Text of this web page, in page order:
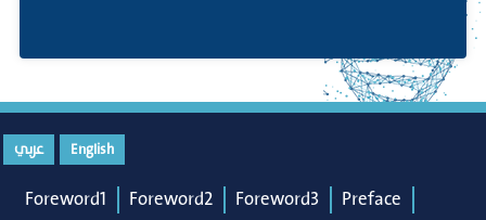
English عربي
Foreword1 Foreword2 Foreword3
Preface